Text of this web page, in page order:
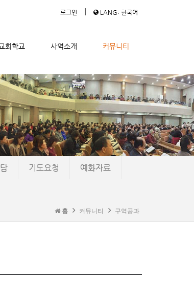
로그인 | LANG: 한국어
교회학교 사역소개 커뮤니티
기도요청 예화자료
홈 커뮤니티 구역공과